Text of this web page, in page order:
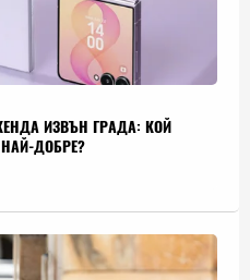
ИЗВЪН ГРАДА: КОЙ
НАЙ-ДОБРЕ?